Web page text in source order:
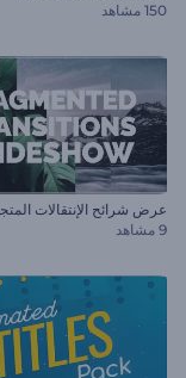
150 مشاهد
عرض شرائح الإنتقالات
9 مشاهد